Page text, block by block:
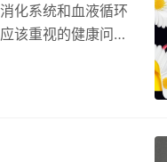
化系统和血液循环
该重视的健康问